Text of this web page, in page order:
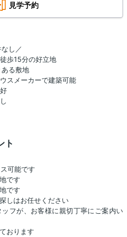
見学予約
し／
歩15分の好立地
る敷地
スメーカーで建築可能
ト
可能です
です
です
しはお任せください
フが、お客様に親切丁寧にご案内い
おります